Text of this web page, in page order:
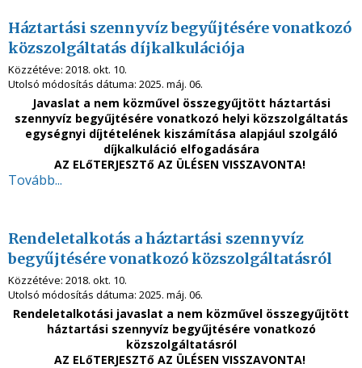
Háztartási szennyvíz begyűjtésére vonatkozó
közszolgáltatás díjkalkulációja
Közzétéve: 2018. okt. 10.
Utolsó módosítás dátuma: 2025. máj. 06.
Javaslat a nem közművel összegyűjtött háztartási
szennyvíz begyűjtésére vonatkozó helyi közszolgáltatás
egységnyi díjtételének kiszámítása alapjául szolgáló
díjkalkuláció elfogadására
AZ ELőTERJESZTő AZ ÜLÉSEN VISSZAVONTA!
Tovább...
Rendeletalkotás a háztartási szennyvíz
begyűjtésére vonatkozó közszolgáltatásról
Közzétéve: 2018. okt. 10.
Utolsó módosítás dátuma: 2025. máj. 06.
Rendeletalkotási javaslat a nem közművel összegyűjtött
háztartási szennyvíz begyűjtésére vonatkozó
közszolgáltatásról
AZ ELőTERJESZTő AZ ÜLÉSEN VISSZAVONTA!